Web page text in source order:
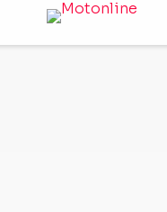
-KLX 230: